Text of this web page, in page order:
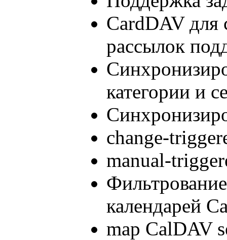
CardDAV для
рассылок
категории и
change-
manual-
календарей
map CalDAV